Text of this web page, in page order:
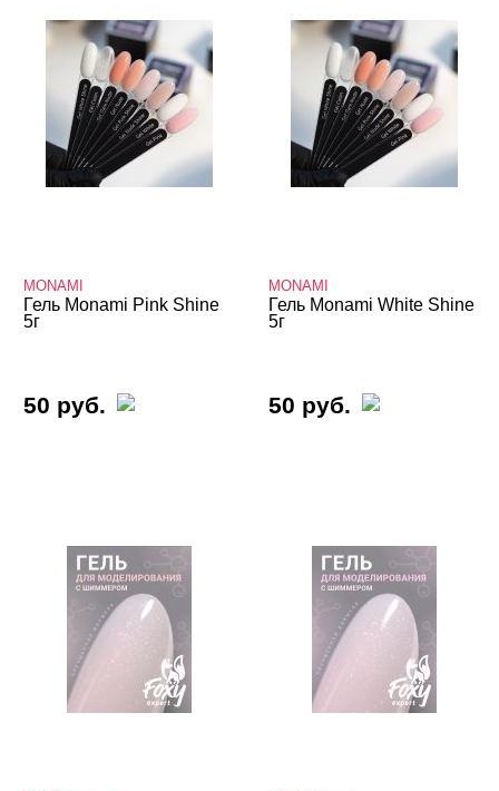
MONAMI
Гель Monami Pink Shine
5г
50 руб.
MONAMI
Гель Monami White Shine
5г
50 руб.